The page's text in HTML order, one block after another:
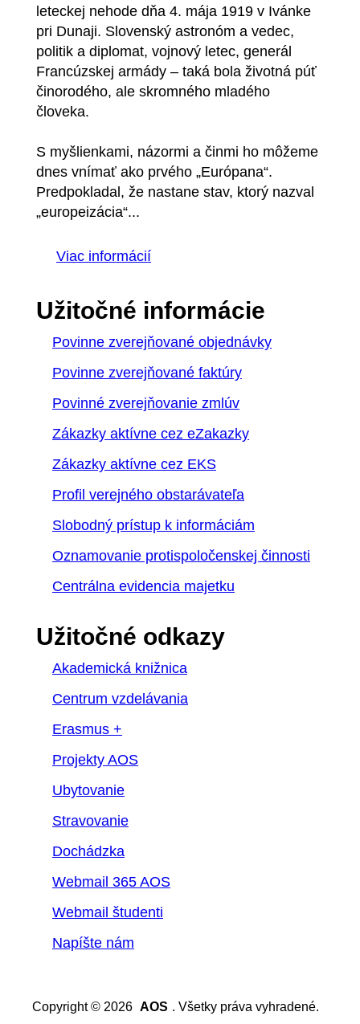
leteckej nehode dňa 4. mája 1919 v Ivánke
pri Dunaji. Slovenský astronóm a vedec,
politik a diplomat, vojnový letec, generál
Francúzskej armády – taká bola životná púť
činorodého, ale skromného mladého
človeka.
S myšlienkami, názormi a činmi ho môžeme
dnes vnímať ako prvého „Európana“.
Predpokladal, že nastane stav, ktorý nazval
„europeizácia“...
Viac informácií
Užitočné informácie
Povinne zverejňované objednávky
Povinne zverejňované faktúry
Povinné zverejňovanie zmlúv
Zákazky aktívne cez eZakazky
Zákazky aktívne cez EKS
Profil verejného obstarávateľa
Slobodný prístup k informáciám
Oznamovanie protispoločenskej činnosti
Centrálna evidencia majetku
Užitočné odkazy
Akademická knižnica
Centrum vzdelávania
Erasmus +
Projekty AOS
Ubytovanie
Stravovanie
Dochádzka
Webmail 365 AOS
Webmail študenti
Napíšte nám
Copyright © 2026 AOS . Všetky práva vyhradené.